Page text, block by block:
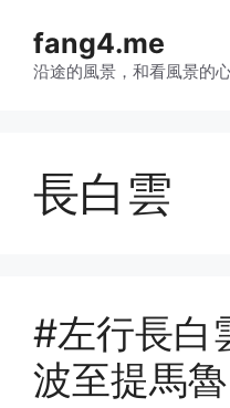
fang4.me
沿途的風景，和看風景的心
長白雲
#左行長白
波至提馬